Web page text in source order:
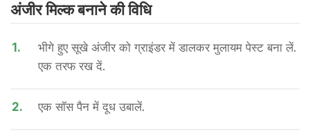
अंजीर मिल्क बनाने की वि​धि
1.
भीगे हुए सूखे अंजीर को ग्राइंडर में डालकर मुलायम पेस्ट बना लें.
एक तरफ रख दें.
2. एक सॉस पैन में दूध उबालें.